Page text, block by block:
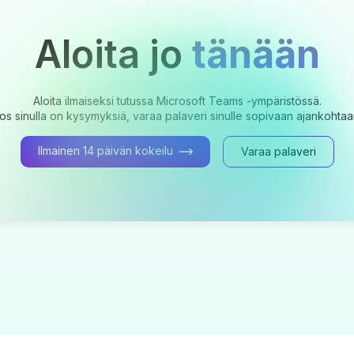
Aloita jotänään
Aloita ilmaiseksi tutussa Microsoft Teams -ympäristössä.
sinulla on kysymyksiä, varaa palaveri sinulle sopivaan
Ilmainen 14 päivän kokeilu Varaa palaveri